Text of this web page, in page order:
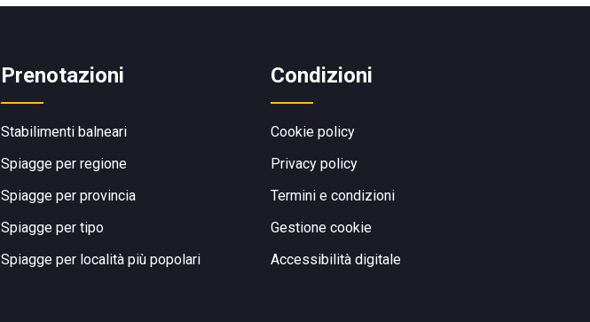
Prenotazioni
Stabilimenti balneari
Spiagge per regione
Spiagge per provincia
Spiagge per tipo
Spiagge per località più popolari
Condizioni
Cookie policy
Privacy policy
Termini e condizioni
Gestione cookie
Accessibilità digitale